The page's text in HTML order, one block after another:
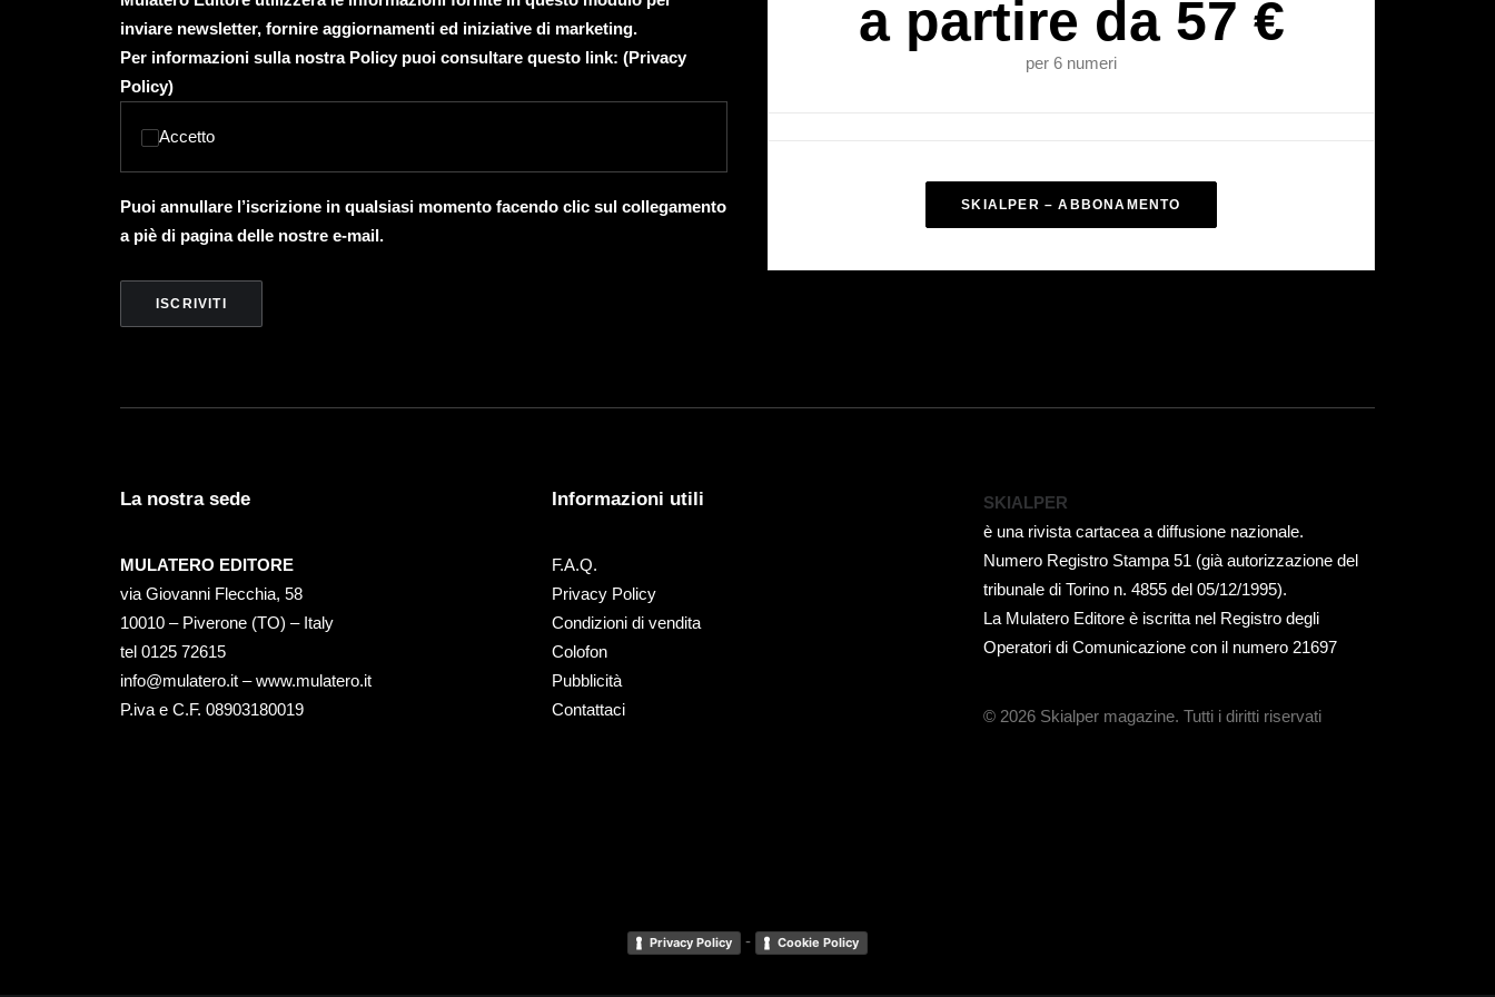
inviare newsletter, fornire aggiornamenti ed iniziative di marketing.
Per informazioni sulla nostra Policy puoi consultare questo link: (Privacy
Policy)
Accetto
Puoi annullare l’iscrizione in qualsiasi momento facendo clic sul collegamento
a piè di pagina delle nostre e-mail.
a partire da 57 €
per 6 numeri
SKIALPER – ABBONAMENTO
La nostra sede
MULATERO EDITORE
via Giovanni Flecchia, 58
10010 – Piverone (TO) – Italy
tel ‭0125 72615‬
info@mulatero.it –www.mulatero.it
P.iva e C.F. 08903180019
Informazioni utili
F.A.Q.
Privacy Policy
Condizioni di vendita
Colofon
Pubblicità
Contattaci
SKIALPER
è una rivista cartacea a diffusione nazionale.
Numero Registro Stampa 51 (già autorizzazione del
tribunale di Torino n. 4855 del 05/12/1995).
La Mulatero Editore è iscritta nel Registro degli
Operatori di Comunicazione con il numero 21697
© 2026 Skialper magazine. Tutti i diritti riservati
Privacy Policy - Cookie Policy